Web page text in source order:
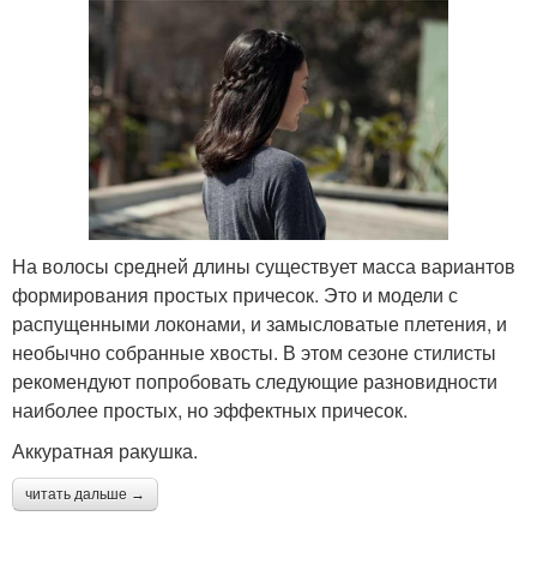
На волосы средней длины существует масса вариантов
формирования простых причесок. Это и модели с
распущенными локонами, и замысловатые плетения, и
необычно собранные хвосты. В этом сезоне стилисты
рекомендуют попробовать следующие разновидности
наиболее простых, но эффектных причесок.
Аккуратная ракушка.
читать дальше →